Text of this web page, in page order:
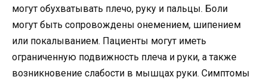
могут обухватывать плечо, руку и пальцы. Боли
могут быть сопровождены онемением, шипением
или покалыванием. Пациенты могут иметь
ограниченную подвижность плеча и руки, а также
возникновение слабости в мышцах руки. Симптомы